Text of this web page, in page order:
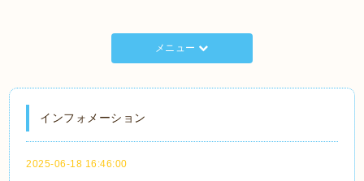
メニュー
インフォメーション
2025-06-18 16:46:00